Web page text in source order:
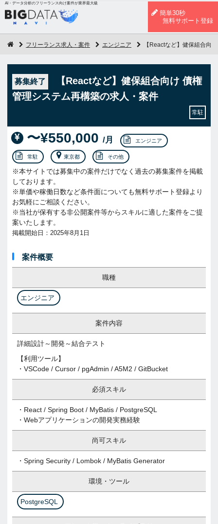
AI・データ分析のフリーランス向け案件が業界最大級
簡単30秒
無料サポート登録
フリーランス求人・案件 エンジニア 【Reactなど】健保組合向
募集終了
【Reactなど】健保組合向け 債権
管理システム再構築の求人・案件
常駐
〜¥550,000 /月 エンジニア
常駐 東京都 その他
※本サイトでは募集中の案件だけでなく過去の募集案件を掲載
しております。
※単価や稼働日数など条件面についても無料サポート登録より
お気軽にご相談ください。
※当社が保有する非公開案件等からスキルに適した案件をご提
案いたします。
掲載開始日：2025年8月1日
案件概要
職種
エンジニア
案件内容
詳細設計～開発～結合テスト
【利用ツール】
・VSCode / Cursor / pgAdmin / A5M2 / GitBucket
必須スキル
・React / Spring Boot / MyBatis / PostgreSQL
・Webアプリケーションの開発実務経験
尚可スキル
・Spring Security / Lombok / MyBatis Generator
環境・ツール
PostgreSQL